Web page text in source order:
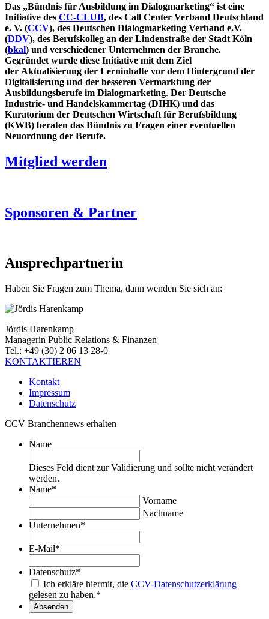
Das „Bündnis für Ausbildung im Dialogmarketing“ ist eine
Initiative des CC-CLUB, des Call Center Verband Deutschland
e. V. (CCV), des Deutschen Dialogmarketing Verband e.V.
(DDV), des Berufskolleg an der Lindenstraße der Stadt Köln
(bkal) und verschiedener Unternehmen der Branche.
Gegründet wurde diese Initiative mit dem Ziel
der Aktualisierung der Lerninhalte vor dem Hintergrund der
Digitalisierung und der besseren Vermarktung der
Ausbildungsberufe im Dialogmarketing. Der Deutsche
Industrie- und Handelskammertag (DIHK) und das
Kuratorium der Deutschen Wirtschaft für Berufsbildung
(KWB) beraten das Bündnis zu Fragen einer eventuellen
Neuordnung der Berufe.
Mitglied werden
Sponsoren & Partner
Ansprechpartnerin
Haben Sie Fragen zum Thema, dann wenden Sie sich an:
Jördis Harenkamp
Managerin Public Relations & Finanzen
Tel.: +49 (30) 2 06 13 28-0
KONTAKTIEREN
Kontakt
Impressum
Datenschutz
CCV Branchennews erhalten
Name
Dieses Feld dient zur Validierung und sollte nicht verändert
werden.
Name*
Vorname
Nachname
Unternehmen*
E-Mail*
Datenschutz*
Ich erkläre hiermit, die CCV-Datenschutzerklärung
gelesen zu haben.*
Absenden